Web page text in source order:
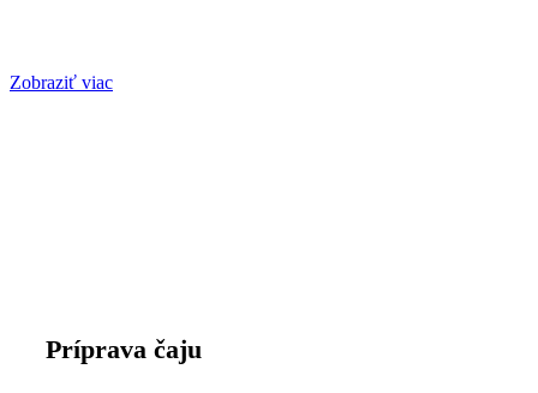
Zobraziť viac
Príprava čaju